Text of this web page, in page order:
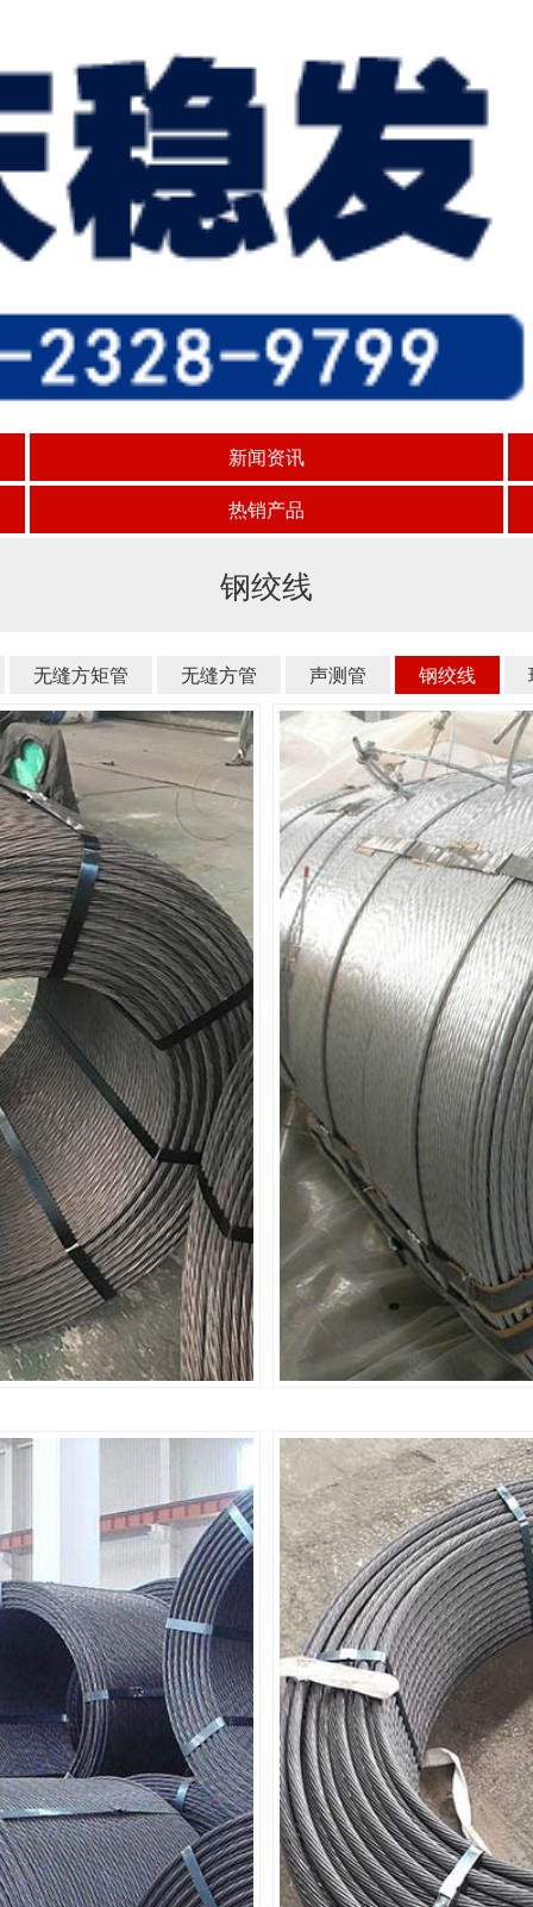
新闻资讯
热销产品
钢绞线
无缝方矩管 无缝方管 声测管 钢绞线